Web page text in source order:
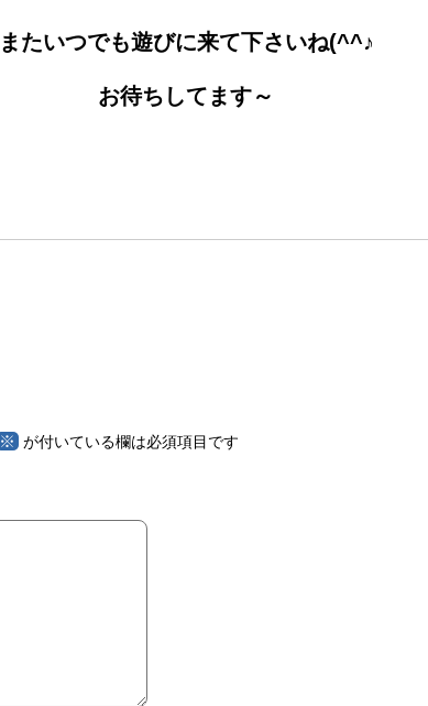
またいつでも遊びに来て下さいね(^^♪
お待ちしてます～
※ が付いている欄は必須項目です